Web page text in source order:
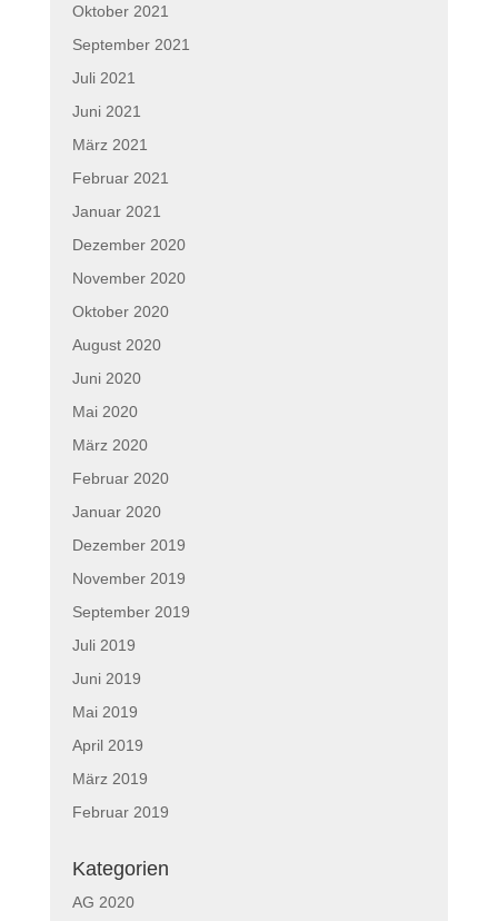
Oktober 2021
September 2021
Juli 2021
Juni 2021
März 2021
Februar 2021
Januar 2021
Dezember 2020
November 2020
Oktober 2020
August 2020
Juni 2020
Mai 2020
März 2020
Februar 2020
Januar 2020
Dezember 2019
November 2019
September 2019
Juli 2019
Juni 2019
Mai 2019
April 2019
März 2019
Februar 2019
Kategorien
AG 2020